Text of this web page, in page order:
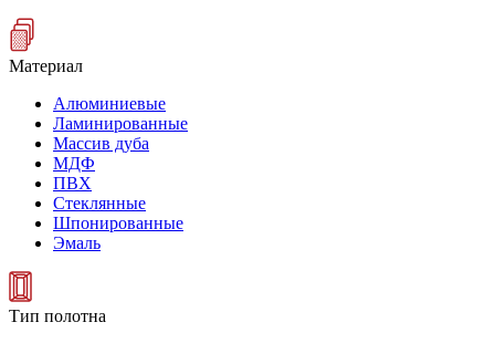
Материал
Алюминиевые
Ламинированные
Массив дуба
МДФ
ПВХ
Стеклянные
Шпонированные
Эмаль
Тип полотна